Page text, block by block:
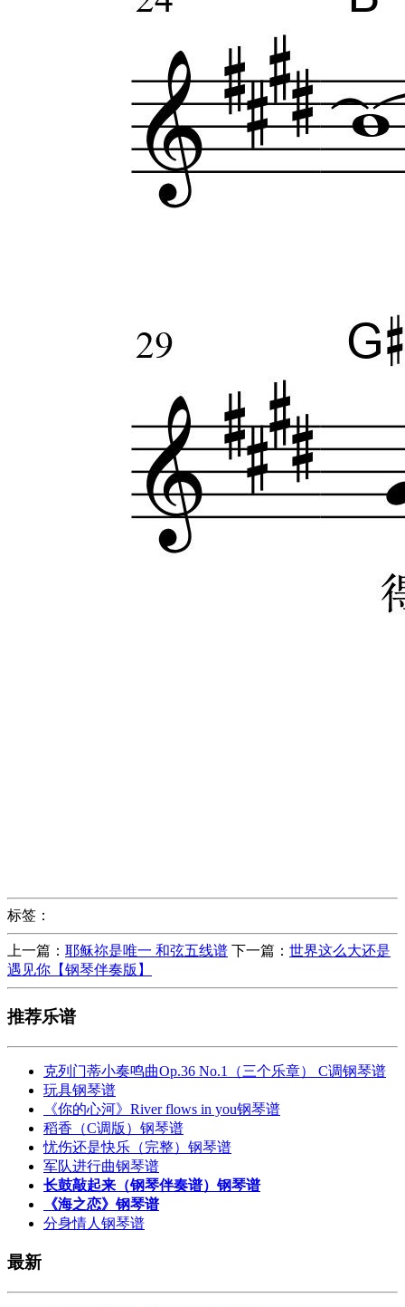
标签：
上一篇： 耶稣祢是唯一 和弦五线谱 下一篇： 世界这么大还是
遇见你【钢琴伴奏版】
推荐乐谱
克列门蒂小奏鸣曲Op.36 No.1（三个乐章） C调钢琴谱
玩具钢琴谱
《你的心河》River flows in you钢琴谱
稻香（C调版）钢琴谱
忧伤还是快乐（完整）钢琴谱
军队进行曲钢琴谱
长鼓敲起来（钢琴伴奏谱）钢琴谱
《海之恋》钢琴谱
分身情人钢琴谱
最新